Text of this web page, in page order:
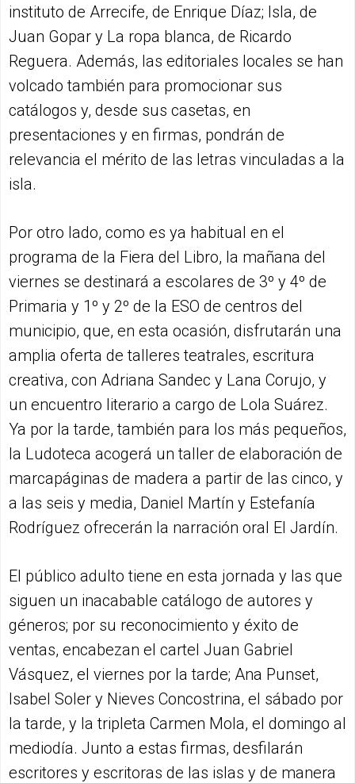
instituto de Arrecife, de Enrique Díaz; Isla, de
Juan Gopar y La ropa blanca, de Ricardo
Reguera. Además, las editoriales locales se han
volcado también para promocionar sus
catálogos y, desde sus casetas, en
presentaciones y en firmas, pondrán de
relevancia el mérito de las letras vinculadas a la
isla.
Por otro lado, como es ya habitual en el
programa de la Fiera del Libro, la mañana del
viernes se destinará a escolares de 3º y 4º de
Primaria y 1º y 2º de la ESO de centros del
municipio, que, en esta ocasión, disfrutarán una
amplia oferta de talleres teatrales, escritura
creativa, con Adriana Sandec y Lana Corujo, y
un encuentro literario a cargo de Lola Suárez.
Ya por la tarde, también para los más pequeños,
la Ludoteca acogerá un taller de elaboración de
marcapáginas de madera a partir de las cinco, y
a las seis y media, Daniel Martín y Estefanía
Rodríguez ofrecerán la narración oral El Jardín.
El público adulto tiene en esta jornada y las que
siguen un inacabable catálogo de autores y
géneros; por su reconocimiento y éxito de
ventas, encabezan el cartel Juan Gabriel
Vásquez, el viernes por la tarde; Ana Punset,
Isabel Soler y Nieves Concostrina, el sábado por
la tarde, y la tripleta Carmen Mola, el domingo al
mediodía. Junto a estas firmas, desfilarán
escritores y escritoras de las islas y de manera